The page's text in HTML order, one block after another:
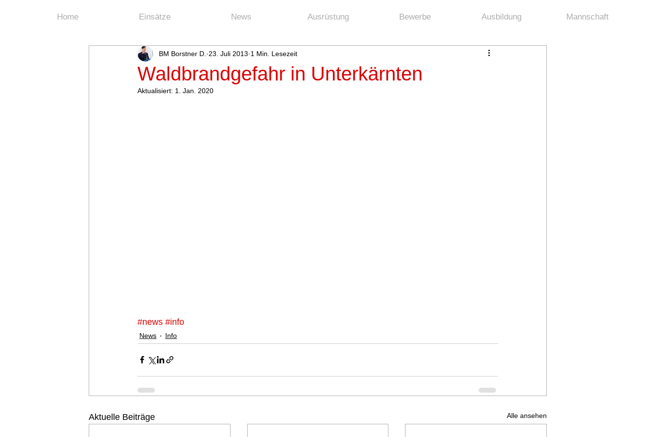
Home Einsätze News Ausrüstung Bewerbe Ausbildung Mannschaft
Waldbrandgefahr in Unterkärnten
BM Borstner D. 23. Juli 2013 1 Min. Lesezeit
Aktualisiert: 1. Jan. 2020
#news #info
News Info
Aktuelle Beiträge Alle ansehen